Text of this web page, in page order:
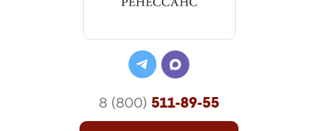
8 (800) 511-89-55